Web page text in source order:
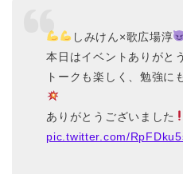
しみけん×歌広場淳
本日はイベントありがと
トークも楽しく、勉強に
ありがとうございました
pic.twitter.com/